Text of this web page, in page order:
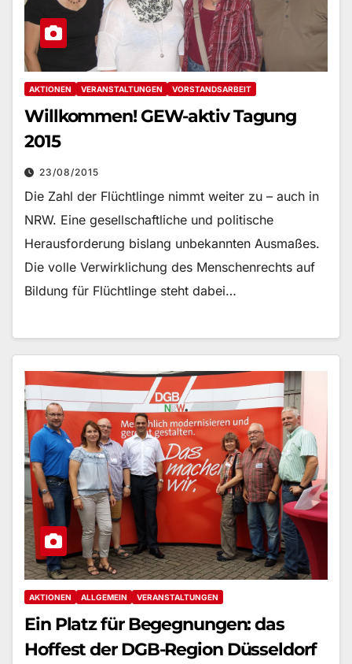
AKTIONEN VERANSTALTUNGEN VORSTANDSARBEIT
Willkommen! GEW-aktiv Tagung
2015
23/08/2015
Die Zahl der Flüchtlinge nimmt weiter zu – auch in
NRW. Eine gesellschaftliche und politische
Herausforderung bislang unbekannten Ausmaßes.
Die volle Verwirklichung des Menschenrechts auf
Bildung für Flüchtlinge steht dabei…
AKTIONEN ALLGEMEIN VERANSTALTUNGEN
Ein Platz für Begegnungen: das
Hoffest der DGB-Region Düsseldorf